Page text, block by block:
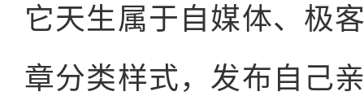
它天生属于自媒体、极
章分类样式，发布自己